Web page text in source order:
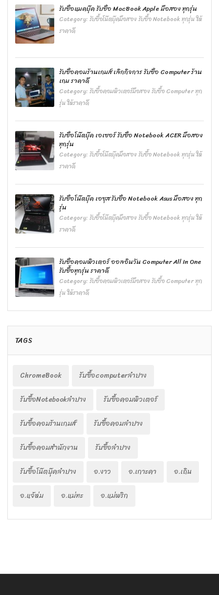
รับซื้อแมคบุ๊ค รับซื้อ MacBook Apple มือสอง ทุกรุ่น
Category:รับซื้อโน๊ตบุ๊คมือสอง รับซื้อ Notebook ทุกรุ่น ให้
ราคาดี
รับซื้อคอมร้านเกมส์ เลิกกิจการ รับซื้อ Computer ร้าน
เกม ราคาดี
Category:รับซื้อคอมพิวเตอร์มือสอง รับซื้อ Computer ทุก
รุ่น ให้ราคาดี
รับซื้อโน๊ตบุ๊ค เอเซอร์ รับซื้อ Notebook ACER มือสอง
ทุกรุ่น
Category:รับซื้อโน๊ตบุ๊คมือสอง รับซื้อ Notebook ทุกรุ่น ให้
ราคาดี
รับซื้อโน๊ตบุ๊ค เอซุส รับซื้อ Notebook Asus มือสอง ทุก
รุ่น
Category:รับซื้อโน๊ตบุ๊คมือสอง รับซื้อ Notebook ทุกรุ่น ให้
ราคาดี
รับซื้อคอมพิวเตอร์ ออลอินวัน Computer All In One
รับซื้อทุกรุ่น ราคาดี
Category:รับซื้อคอมพิวเตอร์มือสอง รับซื้อ Computer ทุก
รุ่น ให้ราคาดี
TAGS
ChromeBook
รับซื้อcomputerลำปาง
รับซื้อNotebookลำปาง
รับซื้อคอมพิวเตอร์
รับซื้อคอมร้านเกมส์
รับซื้อคอมลำปาง
รับซื้อคอมสำนักงาน
รับซื้อลำปาง
รับซื้อโน๊ตบุ๊คลำปาง
อ.งาว อ.เกาะคา
อ.เถิน
อ.แจ้ห่ม
อ.แม่ทะ อ.แม่พริก